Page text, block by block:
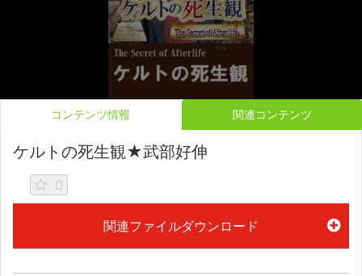
コンテンツ情報 関連コンテンツ
ケルトの死生観★武部好伸
0
関連ファイルダウンロード